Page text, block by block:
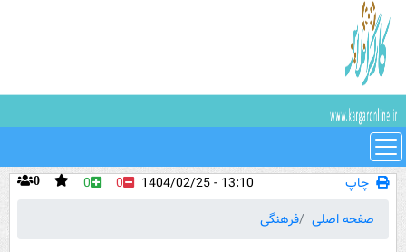
چاپ 0 0 0
13:10 - 1404/02/25
صفحه اصلی
فرهنگی